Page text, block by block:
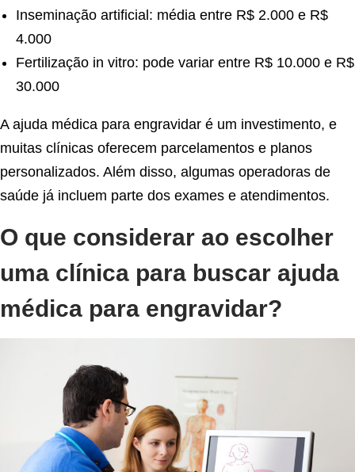
Inseminação artificial: média entre R$ 2.000 e R$
4.000
Fertilização in vitro: pode variar entre R$ 10.000 e R$
30.000
A ajuda médica para engravidar é um investimento, e
muitas clínicas oferecem parcelamentos e planos
personalizados. Além disso, algumas operadoras de
saúde já incluem parte dos exames e atendimentos.
O que considerar ao escolher
uma clínica para buscar ajuda
médica para engravidar?